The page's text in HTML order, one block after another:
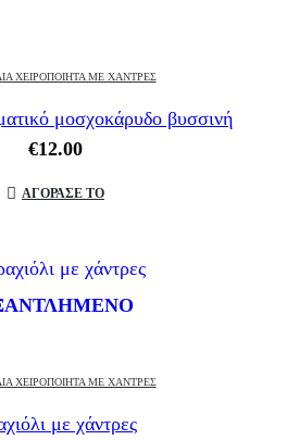
ΧΕΙΡΟΠΟΊΗΤΑ ΜΕ ΧΆΝΤΡΕΣ
μοσχοκάρυδο βυσσινή
€12.00
ΑΓΟΡΑΣΕ ΤΟ
ΧΕΙΡΟΠΟΊΗΤΑ ΜΕ ΧΆΝΤΡΕΣ
με χάντρες